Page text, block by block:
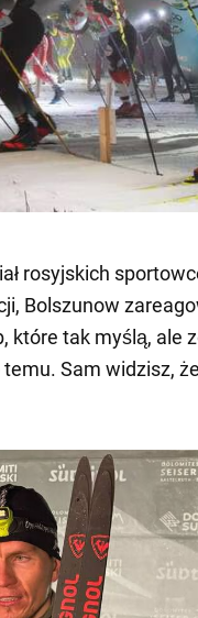
rosyjskich
Bolszunow
które tak myślą, ale
Sam widzisz,